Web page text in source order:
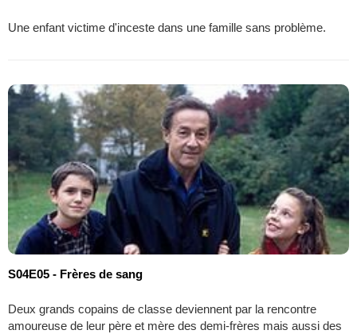
Une enfant victime d'inceste dans une famille sans problème.
S04E05 - Frères de sang
Deux grands copains de classe deviennent par la rencontre
amoureuse de leur père et mère des demi-frères mais aussi des